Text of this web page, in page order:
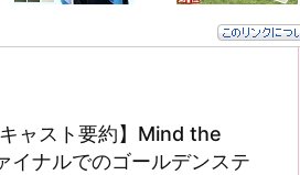
キャスト要約】Mind the
イナルでのゴールデンステ